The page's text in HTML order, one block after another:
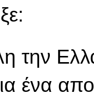
την
ένα